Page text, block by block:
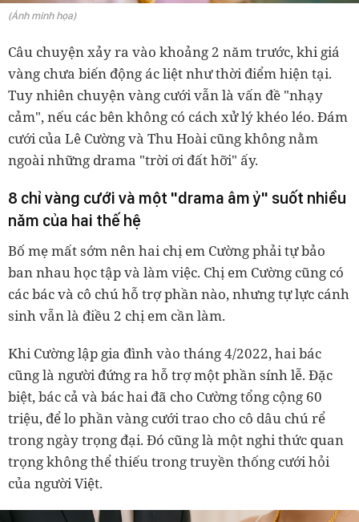
(Ảnh minh họa)
Câu chuyện xảy ra vào khoảng 2 năm trước, khi giá
vàng chưa biến động ác liệt như thời điểm hiện tại.
Tuy nhiên chuyện vàng cưới vẫn là vấn đề "nhạy
cảm", nếu các bên không có cách xử lý khéo léo. Đám
cưới của Lê Cường và Thu Hoài cũng không nằm
ngoài những drama "trời ơi đất hỡi" ấy.
8 chỉ vàng cưới và một "drama âm ỷ" suốt nhiều
năm của hai thế hệ
Bố mẹ mất sớm nên hai chị em Cường phải tự bảo
ban nhau học tập và làm việc. Chị em Cường cũng có
các bác và cô chú hỗ trợ phần nào, nhưng tự lực cánh
sinh vẫn là điều 2 chị em cần làm.
Khi Cường lập gia đình vào tháng 4/2022, hai bác
cũng là người đứng ra hỗ trợ một phần sính lễ. Đặc
biệt, bác cả và bác hai đã cho Cường tổng cộng 60
triệu, để lo phần vàng cưới trao cho cô dâu chú rể
trong ngày trọng đại. Đó cũng là một nghi thức quan
trọng không thể thiếu trong truyền thống cưới hỏi
của người Việt.